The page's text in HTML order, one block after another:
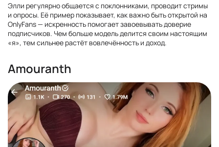
Элли регулярно общается с поклонниками, проводит стримы
и опросы. Её пример показывает, как важно быть открытой на
OnlyFans — искренность помогает завоевывать доверие
подписчиков. Чем больше модель делится своим настоящим
«я», тем сильнее растёт вовлечённость и доход.
Amouranth